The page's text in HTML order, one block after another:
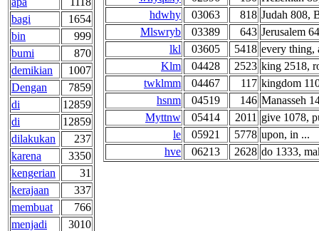
bagi
1654
bin
999
bumi
870
demikian
1007
Dengan
7859
di
12859
di
12859
dilakukan
237
karena
3350
kengerian
31
kerajaan
337
membuat
766
menjadi
3010
hdwhy
03063 818 Judah 808,
Mlswryb
03389 643 Jerusalem
lkl
03605 5418 every thing,
Klm
04428 2523 king 2518,
twklmm
04467 117 kingdom
hsnm
04519 146 Manasseh
Myttnw
05414 2011 give 1078,
le
05921 5778 upon, in ...
hve
06213 2628 do 1333,